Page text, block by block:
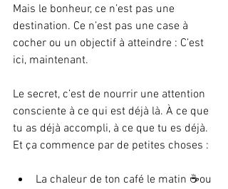
Mais le bonheur, ce n’est pas une
destination. Ce n’est pas une case à
cocher ou un objectif à atteindre : C’est
ici, maintenant.
Le secret, c’est de nourrir une attention
consciente à ce qui est déjà là. À ce que
tu as déjà accompli, à ce que tu es déjà.
Et ça commence par de petites choses :
La chaleur de ton café le matin ☕ou